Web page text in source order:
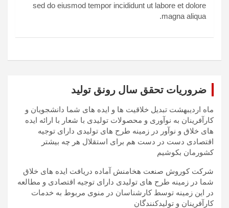
sed do eiusmod tempor incididunt ut labore et dolore
magna aliqua.
ضروریات تحقق سال رونق تولید
ماه اردیبهشت تبدیل خلاقیت ها و ایده های شما دانشجویان و
کارآفرینان به نوآوری و محصولات تولیدی با شعار با ارائه ایده
های خلاق و نوآور در زمینه طرح های تولیدی دارای توجیه
اقتصادی دست در دست هم برای استقلال هر چه بیشتر
کشورمان بکوشیم
شرکت کوروش صنعت هخامنش آماده دریافت ایده های خلاق
شما در زمینه طرح های تولیدی دارای توجیه اقتصادی و مطالعه
در این زمینه توسط کارشناسان در منوی مربوط به خدمات
کارآفرینان و تولیدکنندگان